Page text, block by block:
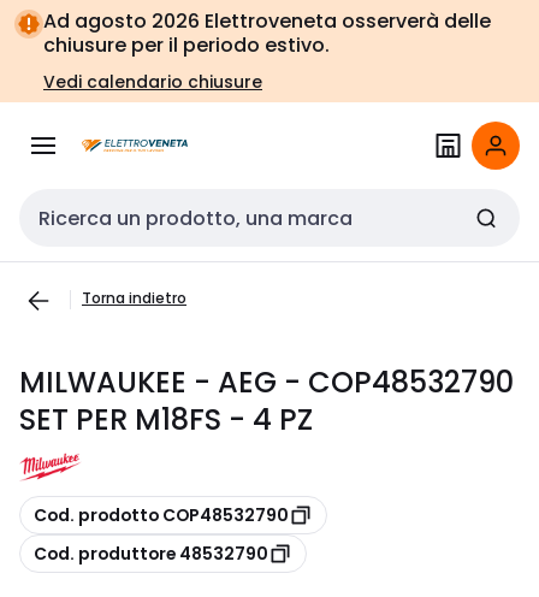
Vai alla
navigazione
Vai
alla
pagina
Ad agosto 2026 Elettroveneta osserverà delle
chiusure per il periodo estivo.
Vedi calendario chiusure
Cerca input
Torna indietro
MILWAUKEE - AEG - COP48532790
SET PER M18FS - 4 PZ
copia
Cod. prodotto COP48532790
copia
Cod. produttore 48532790